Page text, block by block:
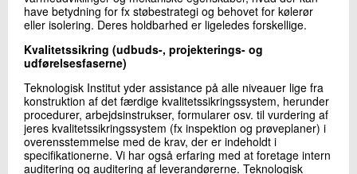
have betydning for fx støbestrategi og behovet for kølerør
eller isolering. Deres holdbarhed er ligeledes forskellige.
Kvalitetssikring (udbuds-, projekterings- og
udførelsesfaserne)
Teknologisk Institut yder assistance på alle niveauer lige fra
konstruktion af det færdige kvalitetssikringssystem, herunder
procedurer, arbejdsinstrukser, formularer osv. til vurdering af
jeres kvalitetssikringssystem (fx inspektion og prøveplaner) i
overensstemmelse med de krav, der er indeholdt i
specifikationerne. Vi har også erfaring med at foretage intern
auditering og auditering af leverandørerne. Teknologisk